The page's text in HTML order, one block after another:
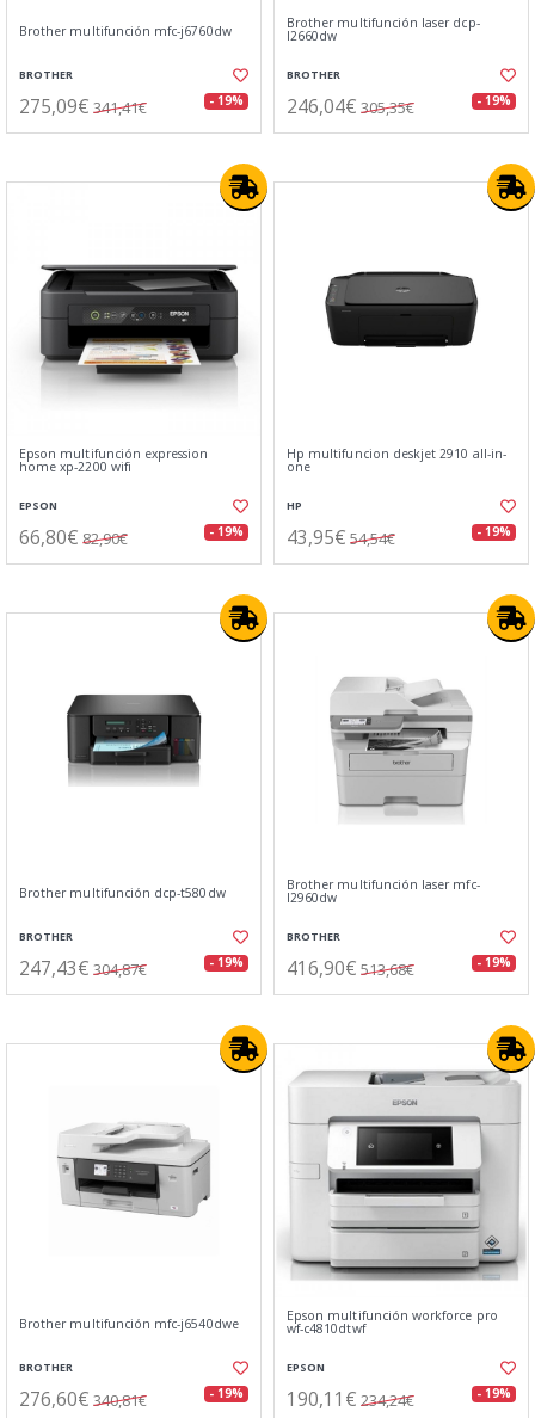
Brother multifunción mfc-j6760dw
BROTHER
275,09€ 341,41€ - 19%
Brother multifunción laser dcp-
l2660dw
BROTHER
246,04€ 305,35€ - 19%
Epson multifunción expression
home xp-2200 wifi
EPSON
66,80€ 82,90€ - 19%
Hp multifuncion deskjet 2910 all-in-
one
HP
43,95€ 54,54€ - 19%
Brother multifunción dcp-t580dw
BROTHER
247,43€ 304,87€ - 19%
Brother multifunción laser mfc-
l2960dw
BROTHER
416,90€ 513,68€ - 19%
Brother multifunción mfc-j6540dwe
BROTHER
276,60€ 340,81€ - 19%
Epson multifunción workforce pro
wf-c4810dtwf
EPSON
190,11€ 234,24€ - 19%